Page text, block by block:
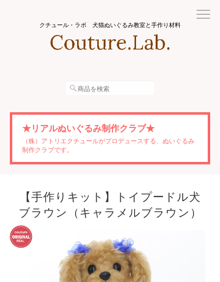
クチュール・ラボ 犬猫ぬいぐるみ教室と手作り材料
★リアルぬいぐるみ制作クラブ★
（株）アトリエクチュールがプロデュースする、ぬいぐるみ
制作クラブです。
【手作りキット】トイプードル犬
ブラウン（キャラメルブラウン）